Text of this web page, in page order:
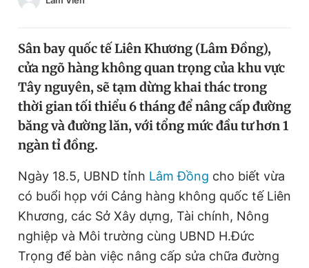
Tin thị trường
Video Magazine
Sản phẩm khác
Tiện ích Bạn cần biết
Thông tin tòa soạn Liên hệ quảng cáo
Sân bay quốc tế Liên Khương (Lâm Đồng),
cửa ngõ hàng không quan trọng của khu vực
Tây nguyên, sẽ tạm dừng khai thác trong
thời gian tối thiểu 6 tháng để nâng cấp đường
băng và đường lăn, với tổng mức đầu tư hơn 1
ngàn tỉ đồng.
Ngày 18.5, UBND tỉnh Lâm Đồng cho biết vừa
có buổi họp với Cảng hàng không quốc tế Liên
Khương, các Sở Xây dựng, Tài chính, Nông
nghiệp và Môi trường cùng UBND H.Đức
Trọng để bàn việc nâng cấp sửa chữa đường